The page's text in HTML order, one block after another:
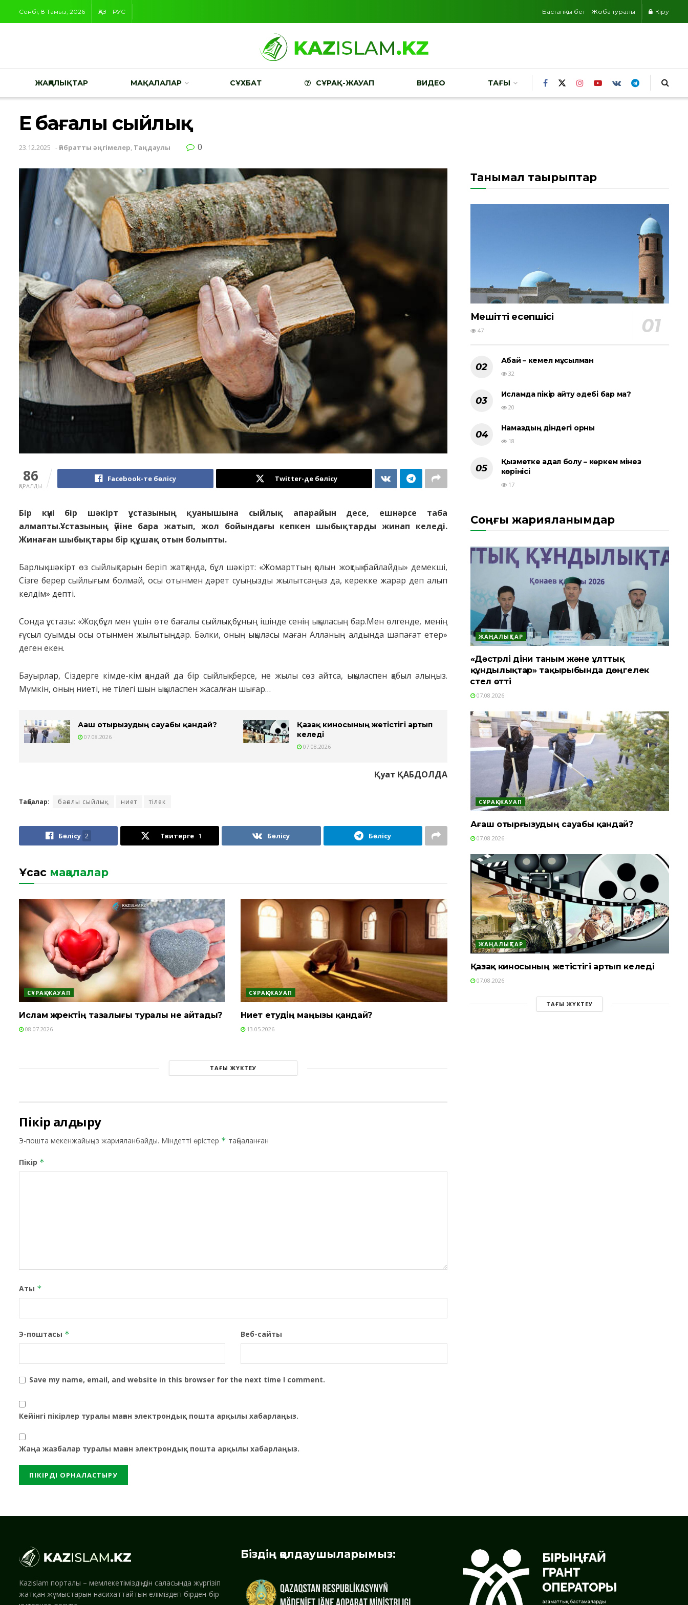
Сенбі, 8 Тамыз, 2026 ҚАЗ РУС Бастапқы бет Жоба туралы Кіру
ЖАҢАЛЫҚТАР МАҚАЛАЛАР СҰХБАТ СҰРАҚ-ЖАУАП ВИДЕО ТАҒЫ
Ең бағалы сыйлық
23.12.2025 -Ғибратты әңгімелер, Таңдаулы 0
86
ҚАРАЛДЫ
Facebook-те бөлісу Twitter-де бөлісу
Бір күні бір шәкірт ұстазының қуанышына сыйлық апарайын десе, ешнәрсе таба
алмапты.Ұстазының үйіне бара жатып, жол бойындағы кепкен шыбықтарды жинап келеді.
Жинаған шыбықтары бір құшақ отын болыпты.
Барлық шәкірт өз сыйлықтарын беріп жатқанда, бұл шәкірт: «Жомарттың қолын жоқтық байлайды» демекші,
Сізге берер сыйлығым болмай, осы отынмен дәрет суыңызды жылытсаңыз да, керекке жарар деп алып
келдім» депті.
Сонда ұстазы: «Жоқ, бұл мен үшін өте бағалы сыйлық, бұның ішінде сенің ықыласың бар.Мен өлгенде, менің
ғұсыл суымды осы отынмен жылытыңдар. Бәлки, оның ықыласы маған Алланың алдында шапағат етер»
деген екен.
Бауырлар, Сіздерге кімде-кім қандай да бір сыйлық берсе, не жылы сөз айтса, ықыласпен қабыл алыңыз.
Мүмкін, оның ниеті, не тілегі шын ықыласпен жасалған шығар…
Ағаш отырғызудың сауабы қандай?
07.08.2026
Қазақ киносының жетістігі артып
келеді
07.08.2026
Қуат ҚАБДОЛДА
Таңбалар: бағалы сыйлық ниет тілек
Бөлісу 2 Твитерге 1 Бөлісу Бөлісу
Ұқсас мақалалар
СҰРАҚ-ЖАУАП
Ислам жүректің тазалығы туралы не айтады?
08.07.2026
СҰРАҚ-ЖАУАП
Ниет етудің маңызы қандай?
13.05.2026
ТАҒЫ ЖҮКТЕУ
Пікір қалдыру
Э-пошта мекенжайыңыз жарияланбайды. Міндетті өрістер * таңбаланған
Пікір *
Аты *
Э-поштасы * Веб-сайты
Save my name, email, and website in this browser for the next time I comment.
Кейінгі пікірлер туралы маған электрондық пошта арқылы хабарлаңыз.
Жаңа жазбалар туралы маған электрондық пошта арқылы хабарлаңыз.
Танымал тақырыптар
Мешіттің есепшісі
47
Абай – кемел мұсылман
32
Исламда пікір айту әдебі бар ма?
20
Намаздың діндегі орны
18
Қызметке адал болу – көркем мінез
көрінісі
17
Соңғы жарияланымдар
ЖАҢАЛЫҚТАР
«Дәстүрлі діни таным және ұлттық
құндылықтар» тақырыбында дөңгелек
үстел өтті
07.08.2026
СҰРАҚ-ЖАУАП
Ағаш отырғызудың сауабы қандай?
07.08.2026
ЖАҢАЛЫҚТАР
Қазақ киносының жетістігі артып келеді
07.08.2026
ТАҒЫ ЖҮКТЕУ
Kazislam порталы – мемлекетіміздің дін саласында жүргізіп
жатқан жұмыстарын насихаттайтын еліміздегі бірден-бір
Біздің қолдаушыларымыз: